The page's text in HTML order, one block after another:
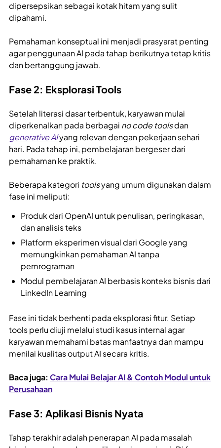
dipersepsikan sebagai kotak hitam yang sulit
dipahami.
Pemahaman konseptual ini menjadi prasyarat penting
agar penggunaan AI pada tahap berikutnya tetap kritis
dan bertanggung jawab.
Fase 2: Eksplorasi Tools
Setelah literasi dasar terbentuk, karyawan mulai
diperkenalkan pada berbagai no code toolsdan
generative AIyang relevan dengan pekerjaan sehari
hari. Pada tahap ini, pembelajaran bergeser dari
pemahaman ke praktik.
Beberapa kategori toolsyang umum digunakan dalam
fase ini meliputi:
Produk dari OpenAI untuk penulisan, peringkasan,
dan analisis teks
Platform eksperimen visual dari Google yang
memungkinkan pemahaman AI tanpa
pemrograman
Modul pembelajaran AI berbasis konteks bisnis dari
LinkedIn Learning
Fase ini tidak berhenti pada eksplorasi fitur. Setiap
tools perlu diuji melalui studi kasus internal agar
karyawan memahami batas manfaatnya dan mampu
menilai kualitas output AI secara kritis.
Baca juga: Cara Mulai Belajar AI & Contoh Modul untuk
Perusahaan
Fase 3: Aplikasi Bisnis Nyata
Tahap terakhir adalah penerapan AI pada masalah